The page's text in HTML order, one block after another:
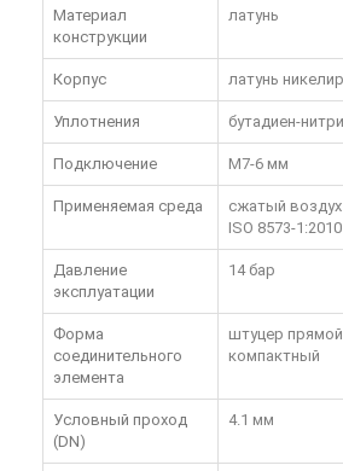
Материал
конструкции
латунь
Корпус латунь
Уплотнения бутадиен-
Подключение M7-6 мм
Применяемая среда
сжатый
ISO 8573-1:2010
Давление
эксплуатации
14 бар
Форма
соединительного
элемента
штуцер
компактный
Условный проход
(DN)
4.1 мм